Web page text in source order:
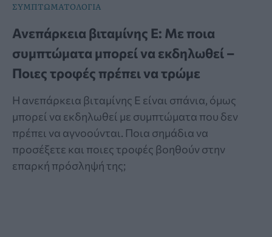
ΣΥΜΠΤΩΜΑΤΟΛΟΓΙΑ
Ανεπάρκεια βιταμίνης Ε: Με ποια
συμπτώματα μπορεί να εκδηλωθεί –
Ποιες τροφές πρέπει να τρώμε
Η ανεπάρκεια βιταμίνης Ε είναι σπάνια, όμως
μπορεί να εκδηλωθεί με συμπτώματα που δεν
πρέπει να αγνοούνται. Ποια σημάδια να
προσέξετε και ποιες τροφές βοηθούν στην
επαρκή πρόσληψή της;